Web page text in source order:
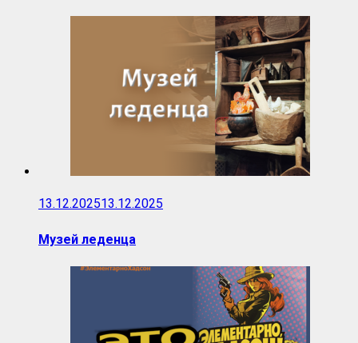
13.12.202513.12.2025
Музей леденца